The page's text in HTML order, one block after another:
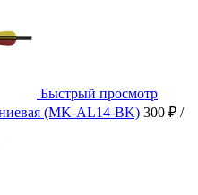
Быстрый просмотр
(MK-AL14-BK) 300 ₽ /